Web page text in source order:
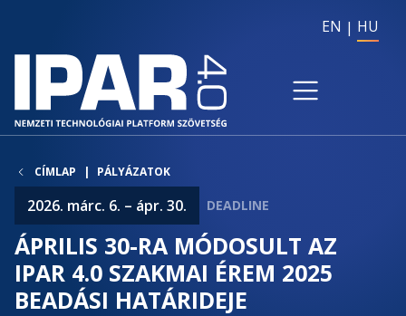
EN HU
CÍMLAP PÁLYÁZATOK
2026. márc. 6. – ápr. 30.
ÁPRILIS 30-RA MÓDOSULT AZ
IPAR 4.0 SZAKMAI ÉREM 2025
BEADÁSI HATÁRIDEJE